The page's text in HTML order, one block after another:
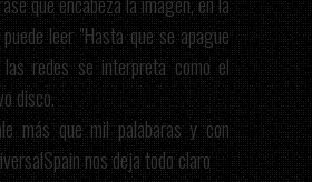
leer "Hasta que se apague
redes se interpreta como el
disco.
más que mil palabaras y con
nos deja todo claro